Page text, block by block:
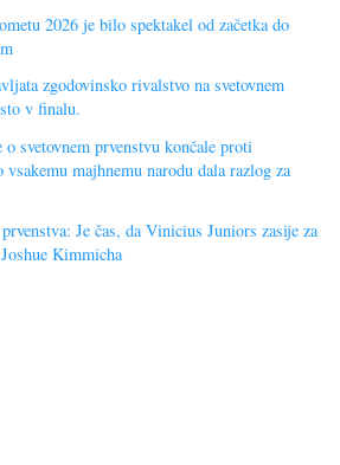
2026 je bilo spektakel od začetka do
zgodovinsko rivalstvo na svetovnem
v finalu.
svetovnem prvenstvu končale proti
majhnemu narodu dala razlog za
Je čas, da Vinicius Juniors zasije za
Kimmicha